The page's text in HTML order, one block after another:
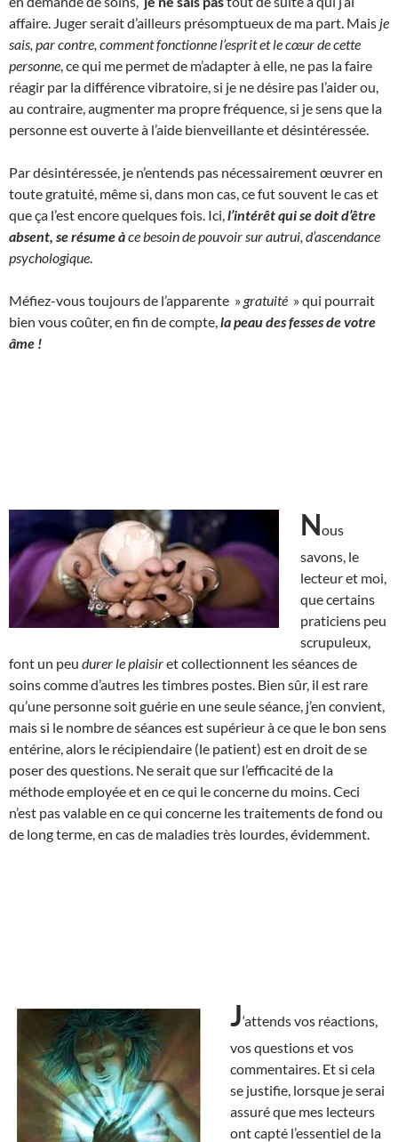
affaire. Juger serait d’ailleurs présomptueux de ma part. Mais je
sais, par contre, comment fonctionne l’esprit et le cœur de cette
personne , ce qui me permet de m’adapter à elle, ne pas la faire
réagir par la différence vibratoire, si je ne désire pas l’aider ou,
au contraire, augmenter ma propre fréquence, si je sens que la
personne est ouverte à l’aide bienveillante et désintéressée.
Par désintéressée, je n’entends pas nécessairement œuvrer en
toute gratuité, même si, dans mon cas, ce fut souvent le cas et
que ça l’est encore quelques fois. Ici, l’intérêt qui se doit d’être
absent, se résume àce besoin de pouvoir sur autrui, d’ascendance
psychologique
Méfiez-vous toujours de l’apparente » gratuité » qui pourrait
bien vous coûter, en fin de compte, la peau des fesses de votre
âme !
Nous
savons, le
lecteur et moi,
que certains
praticiens peu
scrupuleux,
font un peu durer le plaisiret collectionnent les séances de
soins comme d’autres les timbres postes. Bien sûr, il est rare
qu’une personne soit guérie en une seule séance, j’en convient,
mais si le nombre de séances est supérieur à ce que le bon sens
entérine, alors le récipiendaire (le patient) est en droit de se
poser des questions. Ne serait que sur l’efficacité de la
méthode employée et en ce qui le concerne du moins. Ceci
n’est pas valable en ce qui concerne les traitements de fond ou
de long terme, en cas de maladies très lourdes, évidemment.
J‘attends vos réactions,
vos questions et vos
commentaires. Et si cela
se justifie, lorsque je serai
assuré que mes lecteurs
ont capté l’essentiel de la